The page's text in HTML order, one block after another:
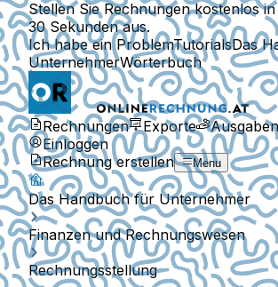
Stellen Sie Rechnungen kostenlos
30 Sekunden aus.
Ich habe ein ProblemTutorialsDas
UnternehmerWörterbuch
Rechnungen Exporte
Ausgaben
Einloggen
Rechnung erstellen
Menu
Das Handbuch für Unternehmer
Finanzen und Rechnungswesen
Rechnungsstellung